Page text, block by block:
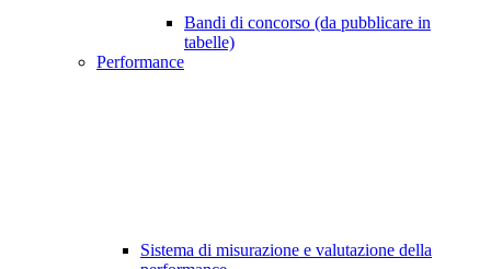
Bandi di concorso (da pubblicare in
tabelle)
Performance
Sistema di misurazione e valutazione della